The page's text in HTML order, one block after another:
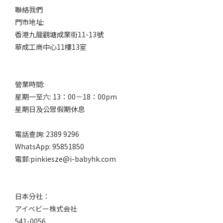
聯絡我們
門市地址:
香港九龍觀塘成業街11-13號
華成工商中心11樓13室
營業時間:
星期一至六: 13：00－18：00pm
星期日及公眾假期休息
電話查詢: 2389 9296
WhatsApp: 95851850
電郵:pinkiesze@i-babyhk.com
日本分社：
アイベビー株式会社
541-0056